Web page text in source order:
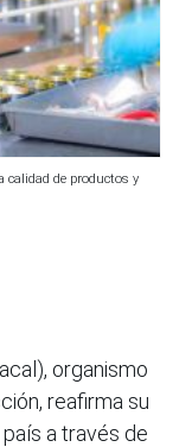
calidad de productos y
organismo
reafirma su
a través de